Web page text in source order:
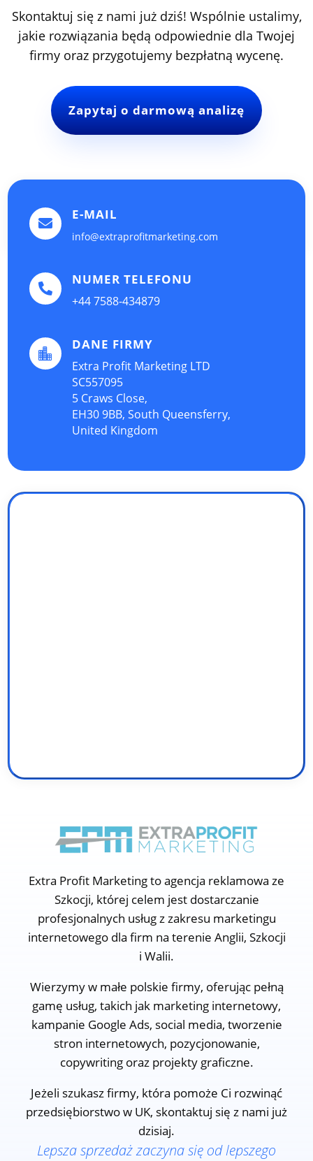
Skontaktuj się z nami już dziś! Wspólnie ustalimy,
jakie rozwiązania będą odpowiednie dla Twojej
firmy oraz przygotujemy bezpłatną wycenę.
Zapytaj o darmową analizę

E-MAIL
info@extraprofitmarketing.com

NUMER TELEFONU
+44 7588-434879

DANE FIRMY
Extra Profit Marketing LTD
SC557095
5 Craws Close,
EH30 9BB, South Queensferry,
United Kingdom
Extra Profit Marketing to agencja reklamowa ze
Szkocji, której celem jest dostarczanie
profesjonalnych usług z zakresu marketingu
internetowego dla firm na terenie Anglii, Szkocji
i Walii.
Wierzymy w małe polskie firmy, oferując pełną
gamę usług, takich jak marketing internetowy,
kampanie Google Ads, social media, tworzenie
stron internetowych, pozycjonowanie,
copywriting oraz projekty graficzne.
Jeżeli szukasz firmy, która pomoże Ci rozwinąć
przedsiębiorstwo w UK, skontaktuj się z nami już
dzisiaj.
Lepsza sprzedaż zaczyna się od lepszego